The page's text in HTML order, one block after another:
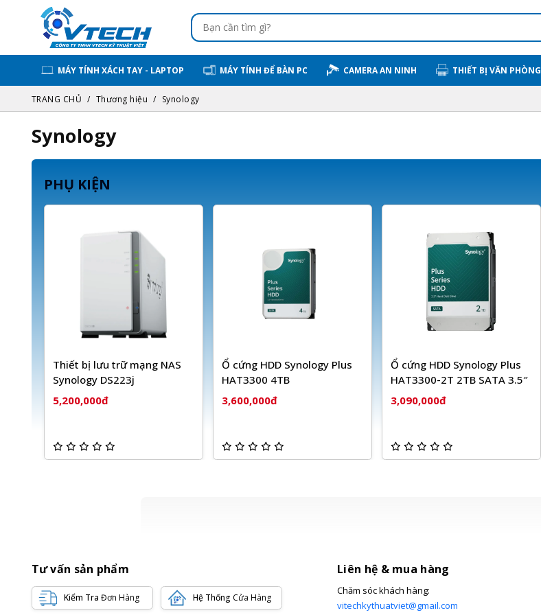
MÁY TÍNH XÁCH TAY - LAPTOP MÁY TÍNH ĐỂ BÀN PC CAMERA AN NINH THIẾT BỊ VĂN PHÒNG
TRANG CHỦ Thương hiệu Synology
Synology
PHỤ KIỆN
Thiết bị lưu trữ mạng NAS
Synology DS223j
5,200,000đ
Ổ cứng HDD Synology Plus
HAT3300 4TB
3,600,000đ
Ổ cứng HDD Synology Plus
HAT3300-2T 2TB SATA 3.5″
3,090,000đ
Tư vấn sản phẩm
Kiểm Tra Đơn Hàng Hệ Thống Cửa Hàng
Liên hệ & mua hàng
Chăm sóc khách hàng:
vitechkythuatviet@gmail.com